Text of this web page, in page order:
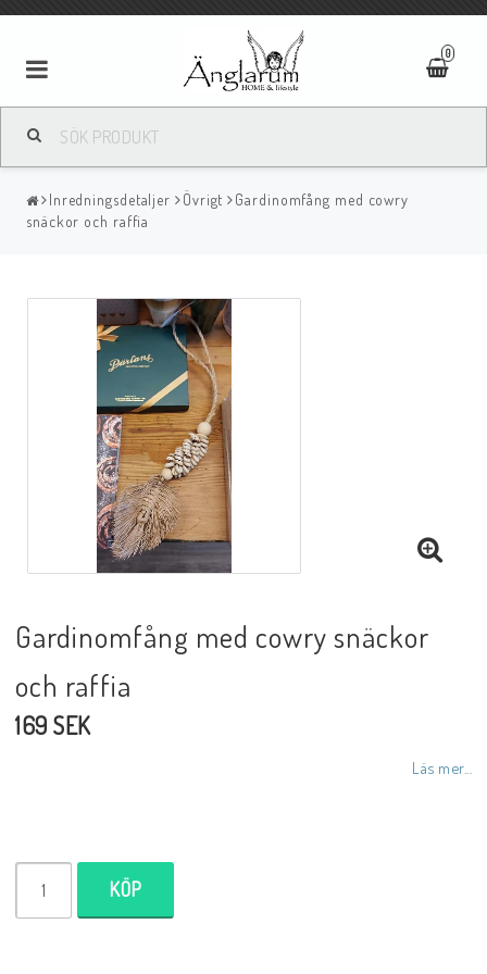
0
Textilier
Ljus
Ljusstakar/Lyktor
Tavlor/Speglar
Inredningsdetaljer
Tvålar/Badbomber
Inredningsdetaljer Övrigt
Gardinomfång med cowry
snäckor och raffia
Gardinomfång med cowry snäckor
och raffia
169 SEK
Läs mer...
KÖP